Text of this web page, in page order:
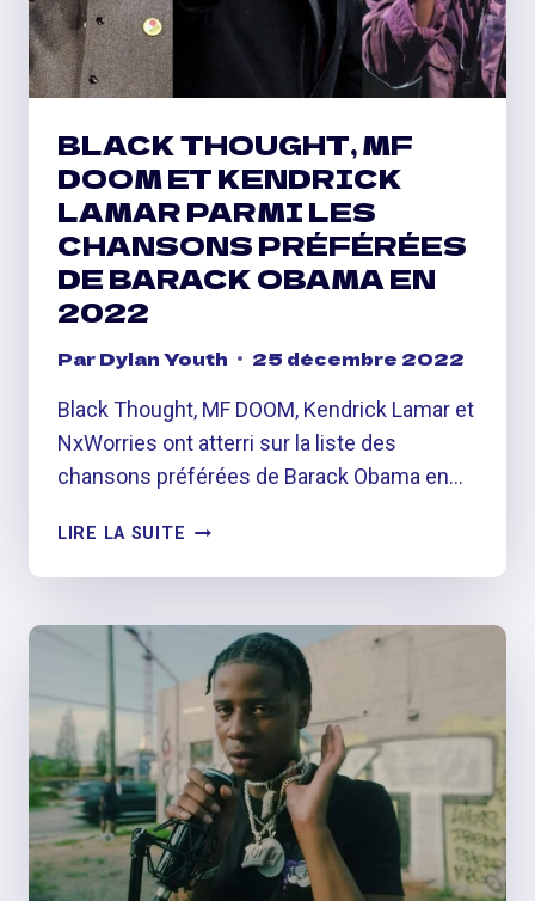
FOU
000
BLACK THOUGHT, MF
DOOM ET KENDRICK
LAMAR PARMI LES
CHANSONS PRÉFÉRÉES
DE BARACK OBAMA EN
2022
ParDylan Youth 25 décembre 2022
Black Thought, MF DOOM, Kendrick Lamar et
NxWorries ont atterri sur la liste des
chansons préférées de Barack Obama en…
LIRE LA SUITE BLACK
MF
KENDRICK
LAMAR
PARMI
LES
CHANSONS
PRÉFÉRÉES
DE
BARACK
OBAMA